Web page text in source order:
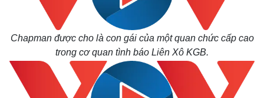
Chapman được cho là con gái của một quan chức cấp cao
trong cơ quan tình báo Liên Xô KGB.